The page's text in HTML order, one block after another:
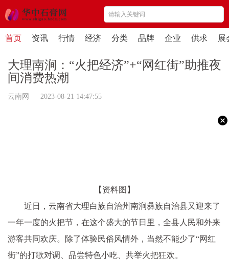
首页 资讯 行情 经济 分类 品牌 企业 供求 展
大理南涧：“火把经济”+“网红街”助推夜
间消费热潮
云南网 2023-08-21 14:47:55
【资料图】
近日，云南省大理白族自治州南涧彝族自治县又迎来了
一年一度的火把节，在这个盛大的节日里，全县人民和外来
游客共同欢庆。除了体验民俗风情外，当然不能少了“网红
街”的打歌对调、品尝特色小吃、共举火把狂欢。